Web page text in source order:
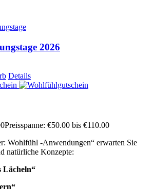
2026
Details
Preisspanne: €50.00 bis €110.00
Wohlfühl -Anwendungen“ erwarten Sie
natürliche Konzepte:
Lächeln“